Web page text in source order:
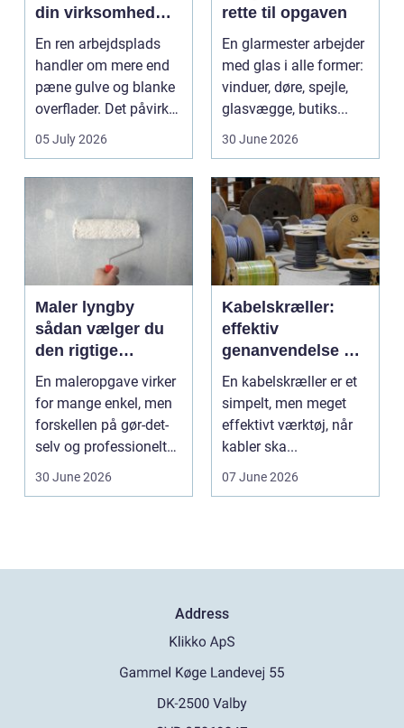
din virksomhed
mest værdi for
pengene
En ren arbejdsplads
handler om mere end
pæne gulve og blanke
overflader. Det påvirker
både arbejdsmi...
05 July 2026
rette til opgaven
En glarmester arbejder
med glas i alle former:
vinduer, døre, spejle,
glasvægge, butiks...
30 June 2026
Maler lyngby
sådan vælger du
den rigtige
fagmand
En maleropgave virker
for mange enkel, men
forskellen på gør-det-
selv og professionelt
30 June 2026
Kabelskræller:
effektiv
genanvendelse og
bedre økonomi i
kabelhåndtering
En kabelskræller er et
simpelt, men meget
effektivt værktøj, når
kabler ska...
07 June 2026
Address